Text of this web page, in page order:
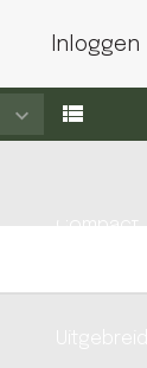
Inloggen